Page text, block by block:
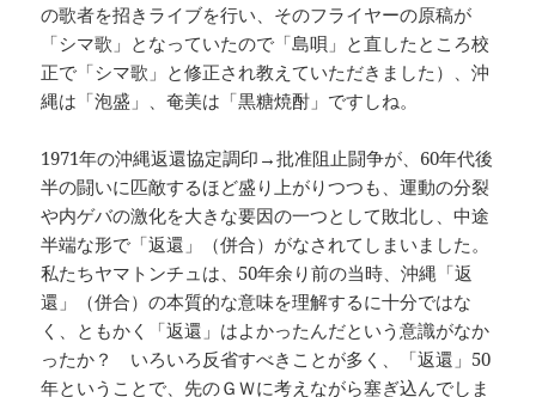
の歌者を招きライブを行い、そのフライヤーの原稿が
「シマ歌」となっていたので「島唄」と直したところ校
正で「シマ歌」と修正され教えていただきました）、沖
縄は「泡盛」、奄美は「黒糖焼酎」ですしね。
1971年の沖縄返還協定調印→批准阻止闘争が、60年代後
半の闘いに匹敵するほど盛り上がりつつも、運動の分裂
や内ゲバの激化を大きな要因の一つとして敗北し、中途
半端な形で「返還」（併合）がなされてしまいました。
私たちヤマトンチュは、50年余り前の当時、沖縄「返
還」（併合）の本質的な意味を理解するに十分ではな
く、ともかく「返還」はよかったんだという意識がなか
ったか？ いろいろ反省すべきことが多く、「返還」50
年ということで、先のＧＷに考えながら塞ぎ込んでしま